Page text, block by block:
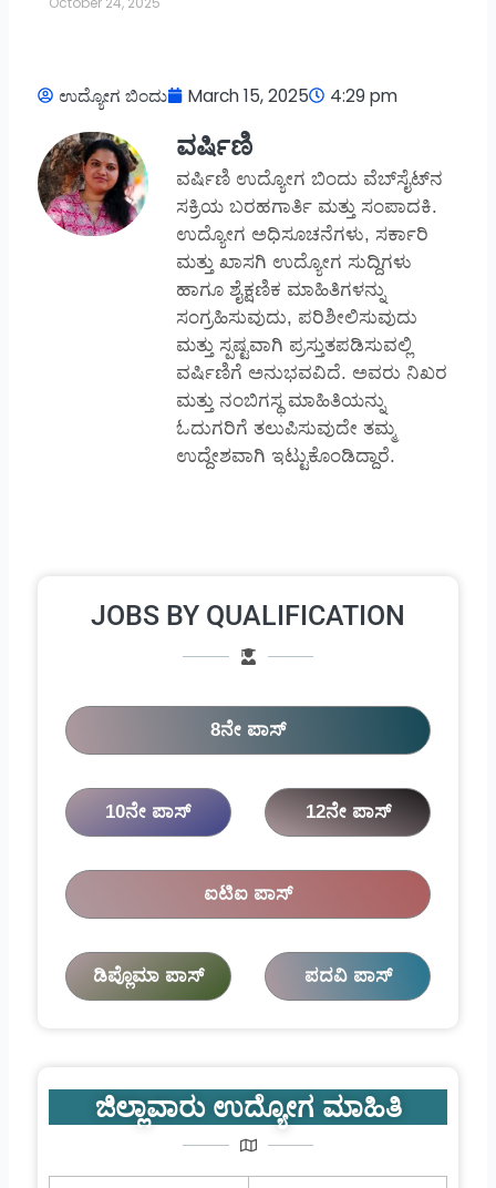
ಉದ್ಯೋಗ ಬಿಂದು March 15, 2025 4:29 pm
ವರ್ಷಿಣಿ
ವರ್ಷಿಣಿ ಉದ್ಯೋಗ ಬಿಂದು ವೆಬ್‌ಸೈಟ್‌ನ
ಸಕ್ರಿಯ ಬರಹಗಾರ್ತಿ ಮತ್ತು ಸಂಪಾದಕಿ.
ಉದ್ಯೋಗ ಅಧಿಸೂಚನೆಗಳು, ಸರ್ಕಾರಿ
ಮತ್ತು ಖಾಸಗಿ ಉದ್ಯೋಗ ಸುದ್ದಿಗಳು
ಹಾಗೂ ಶೈಕ್ಷಣಿಕ ಮಾಹಿತಿಗಳನ್ನು
ಸಂಗ್ರಹಿಸುವುದು, ಪರಿಶೀಲಿಸುವುದು
ಮತ್ತು ಸ್ಪಷ್ಟವಾಗಿ ಪ್ರಸ್ತುತಪಡಿಸುವಲ್ಲಿ
ವರ್ಷಿಣಿಗೆ ಅನುಭವವಿದೆ. ಅವರು ನಿಖರ
ಮತ್ತು ನಂಬಿಗಸ್ಥ ಮಾಹಿತಿಯನ್ನು
ಓದುಗರಿಗೆ ತಲುಪಿಸುವುದೇ ತಮ್ಮ
ಉದ್ದೇಶವಾಗಿ ಇಟ್ಟುಕೊಂಡಿದ್ದಾರೆ.
JOBS BY QUALIFICATION
8ನೇ ಪಾಸ್
10ನೇ ಪಾಸ್ 12ನೇ ಪಾಸ್
ಐಟಿಐ ಪಾಸ್
ಡಿಪ್ಲೊಮಾ ಪಾಸ್ ಪದವಿ ಪಾಸ್
ಜಿಲ್ಲಾವಾರು ಉದ್ಯೋಗ ಮಾಹಿತಿ